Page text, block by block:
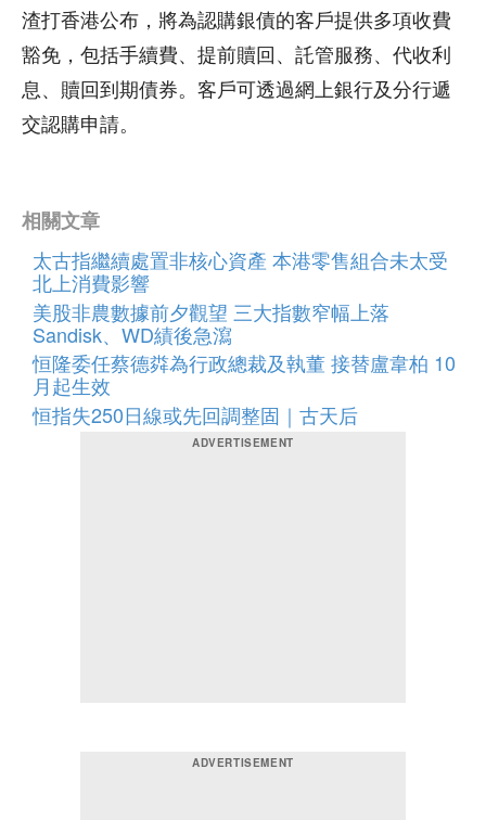
渣打香港公布，將為認購銀債的客戶提供多項收費
豁免，包括手續費、提前贖回、託管服務、代收利
息、贖回到期債券。客戶可透過網上銀行及分行遞
交認購申請。
相關文章
太古指繼續處置非核心資產 本港零售組合未太受
北上消費影響
美股非農數據前夕觀望 三大指數窄幅上落
Sandisk、WD績後急瀉
恒隆委任蔡德粦為行政總裁及執董 接替盧韋柏 10
月起生效
恒指失250日線或先回調整固｜古天后